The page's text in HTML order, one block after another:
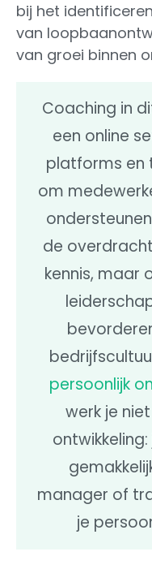
bij het
van
van groei binnen
Coaching in
een online
platforms en
om
de
kennis, maar
persoonlijk
werk je
manager of
je